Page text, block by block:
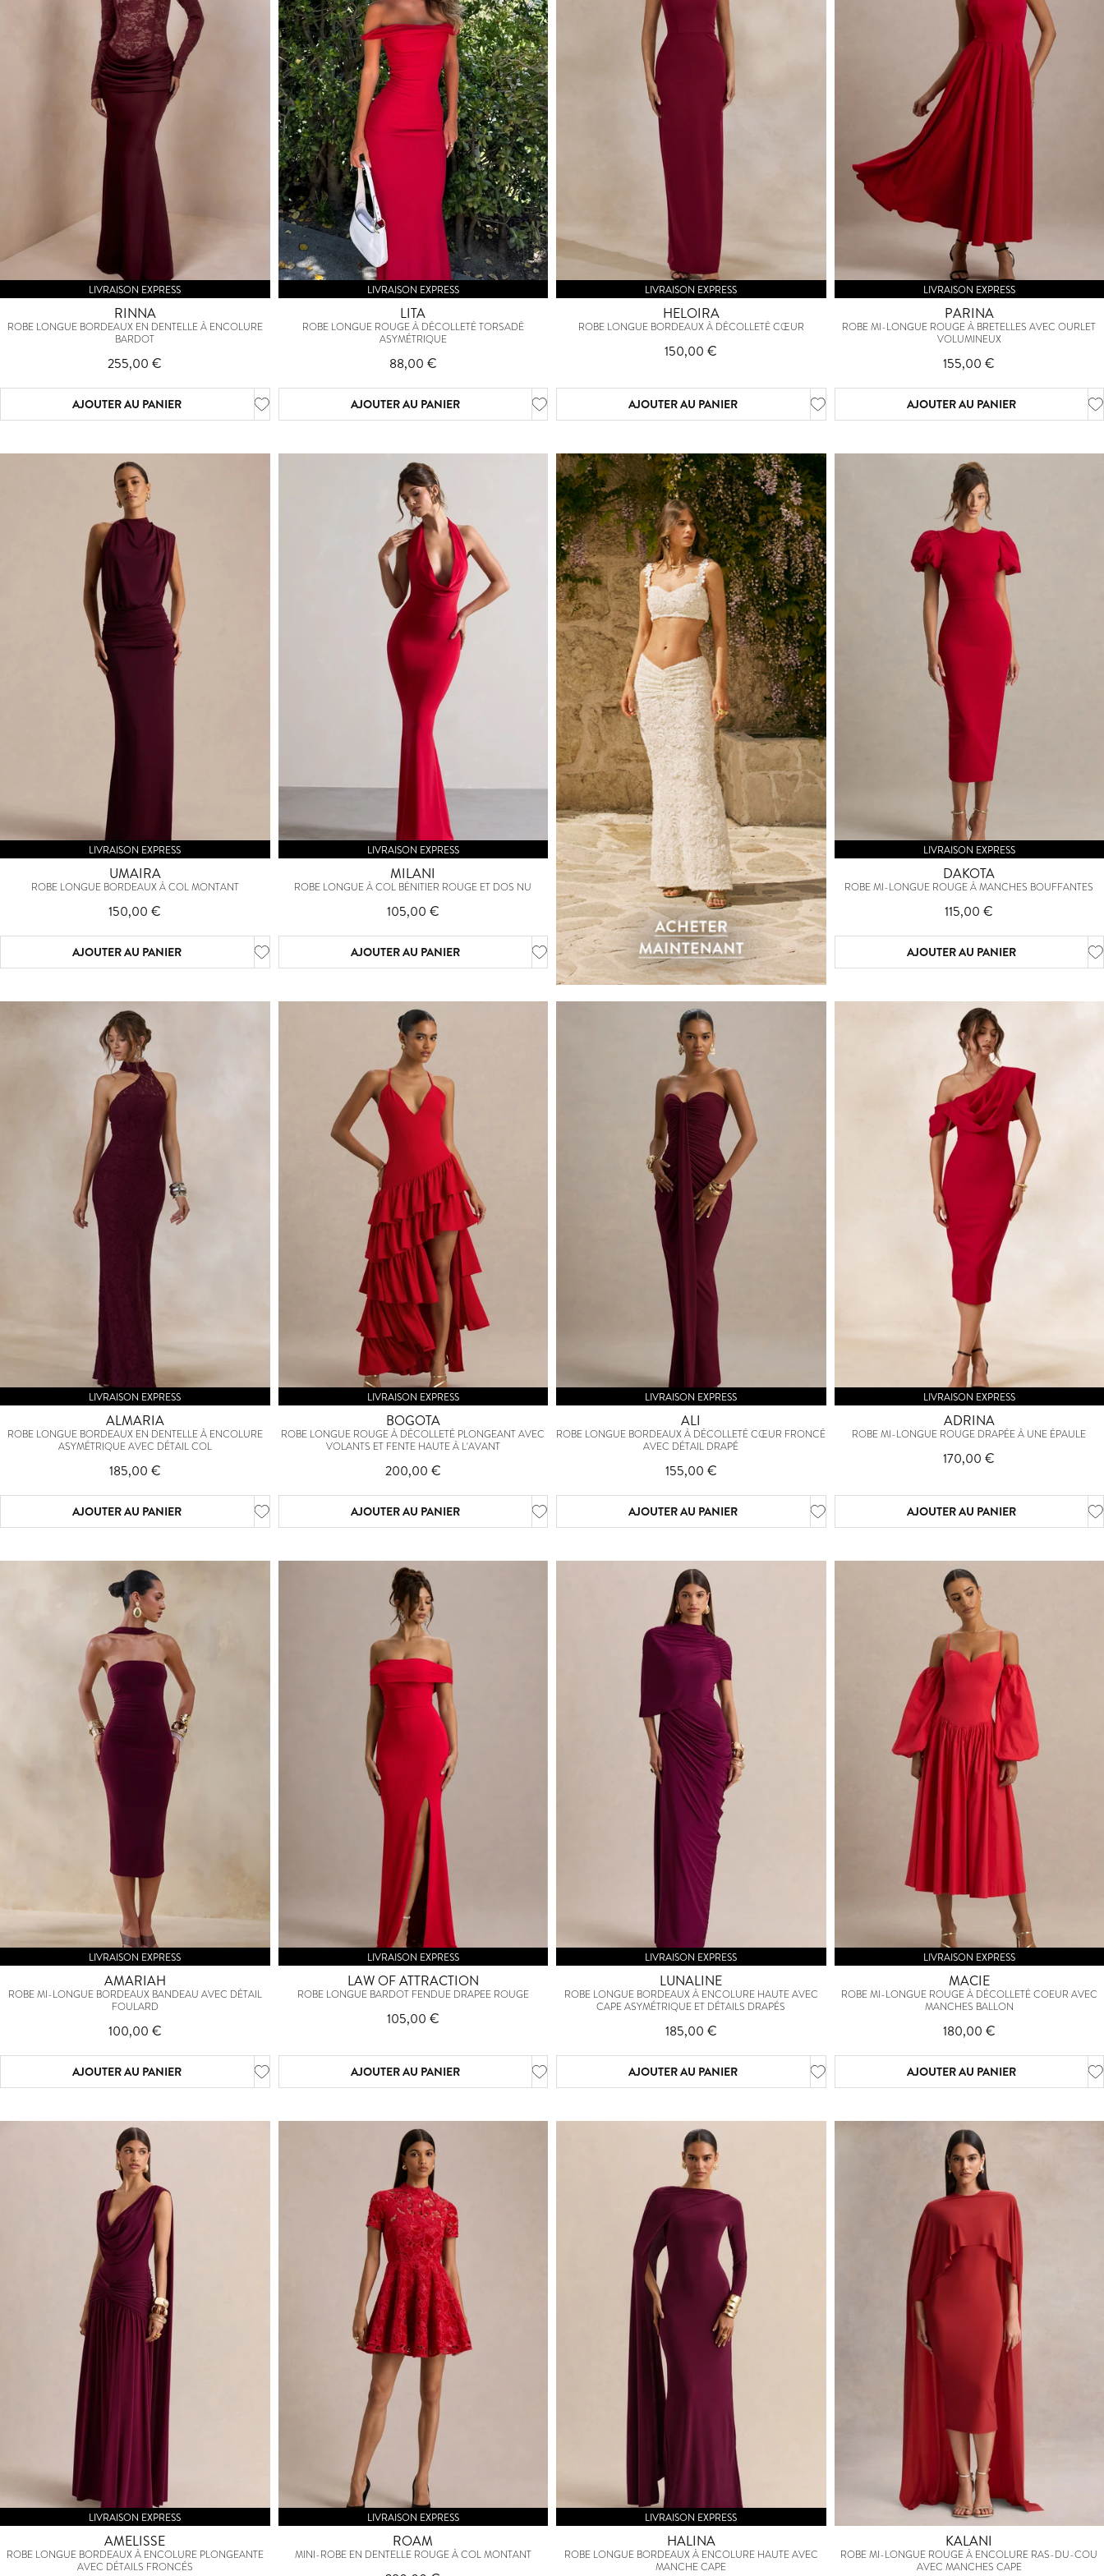
LIVRAISON EXPRESS
RINNA
ROBE LONGUE BORDEAUX EN DENTELLE À ENCOLURE
BARDOT
255,00 €
AJOUTER AU PANIER
LIVRAISON EXPRESS
LITA
ROBE LONGUE ROUGE À DÉCOLLETÉ TORSADÉ
ASYMÉTRIQUE
88,00 €
AJOUTER AU PANIER
LIVRAISON EXPRESS
HELOIRA
ROBE LONGUE BORDEAUX À DÉCOLLETÉ CŒUR
150,00 €
AJOUTER AU PANIER
LIVRAISON EXPRESS
PARINA
ROBE MI-LONGUE ROUGE À BRETELLES AVEC OURLET
VOLUMINEUX
155,00 €
AJOUTER AU PANIER
LIVRAISON EXPRESS
UMAIRA
ROBE LONGUE BORDEAUX À COL MONTANT
150,00 €
AJOUTER AU PANIER
LIVRAISON EXPRESS
MILANI
ROBE LONGUE À COL BÉNITIER ROUGE ET DOS NU
105,00 €
AJOUTER AU PANIER
LIVRAISON EXPRESS
DAKOTA
ROBE MI-LONGUE ROUGE À MANCHES BOUFFANTES
115,00 €
AJOUTER AU PANIER
LIVRAISON EXPRESS
ALMARIA
ROBE LONGUE BORDEAUX EN DENTELLE À ENCOLURE
ASYMÉTRIQUE AVEC DÉTAIL COL
185,00 €
AJOUTER AU PANIER
LIVRAISON EXPRESS
BOGOTA
ROBE LONGUE ROUGE À DÉCOLLETÉ PLONGEANT AVEC
VOLANTS ET FENTE HAUTE À L'AVANT
200,00 €
AJOUTER AU PANIER
LIVRAISON EXPRESS
ALI
ROBE LONGUE BORDEAUX À DÉCOLLETÉ CŒUR FRONCÉ
AVEC DÉTAIL DRAPÉ
155,00 €
AJOUTER AU PANIER
LIVRAISON EXPRESS
ADRINA
ROBE MI-LONGUE ROUGE DRAPÉE À UNE ÉPAULE
170,00 €
AJOUTER AU PANIER
LIVRAISON EXPRESS
AMARIAH
ROBE MI-LONGUE BORDEAUX BANDEAU AVEC DÉTAIL
FOULARD
100,00 €
AJOUTER AU PANIER
LIVRAISON EXPRESS
LAW OF ATTRACTION
ROBE LONGUE BARDOT FENDUE DRAPEE ROUGE
105,00 €
AJOUTER AU PANIER
LIVRAISON EXPRESS
LUNALINE
ROBE LONGUE BORDEAUX À ENCOLURE HAUTE AVEC
CAPE ASYMÉTRIQUE ET DÉTAILS DRAPÉS
185,00 €
AJOUTER AU PANIER
LIVRAISON EXPRESS
MACIE
ROBE MI-LONGUE ROUGE À DÉCOLLETÉ COEUR AVEC
MANCHES BALLON
180,00 €
AJOUTER AU PANIER
LIVRAISON EXPRESS
AMELISSE
ROBE LONGUE BORDEAUX À ENCOLURE PLONGEANTE
AVEC DÉTAILS FRONCÉS
LIVRAISON EXPRESS
ROAM
MINI-ROBE EN DENTELLE ROUGE À COL MONTANT
LIVRAISON EXPRESS
HALINA
ROBE LONGUE BORDEAUX À ENCOLURE HAUTE AVEC
MANCHE CAPE
KALANI
ROBE MI-LONGUE ROUGE À ENCOLURE RAS-DU-COU
AVEC MANCHES CAPE